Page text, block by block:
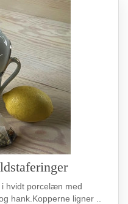
hvidt porcelæn med
hank.Kopperne ligner ..